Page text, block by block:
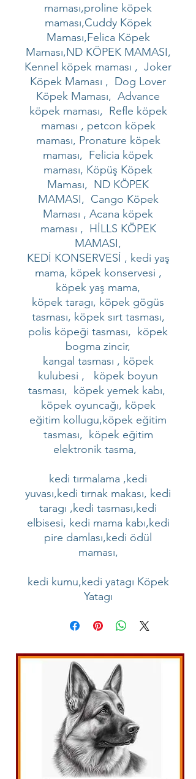
maması,proline köpek
maması,Cuddy Köpek
Maması,Felica Köpek
Maması,ND KÖPEK MAMASI,
Kennel köpek maması , Joker
Köpek Maması , Dog Lover
Köpek Maması, Advance
köpek maması, Refle köpek
maması , petcon köpek
maması, Pronature köpek
maması, Felicia köpek
maması, Köpüş Köpek
Maması, ND KÖPEK
MAMASI, Cango Köpek
Maması , Acana köpek
maması , HİLLS KÖPEK
MAMASI,
KEDİ KONSERVESİ , kedi yaş
mama, köpek konservesi ,
köpek yaş mama,
köpek taragı, köpek gögüs
tasması, köpek sırt tasması,
polis köpeği tasması, köpek
bogma zincir,
kangal tasması , köpek
kulubesi , köpek boyun
tasması, köpek yemek kabı,
köpek oyuncağı, köpek
eğitim kollugu,köpek eğitim
tasması, köpek eğitim
elektronik tasma,
kedi tırmalama ,kedi
yuvası,kedi tırnak makası, kedi
taragı ,kedi tasması,kedi
elbisesi, kedi mama kabı,kedi
pire damlası,kedi ödül
maması,
kedi kumu,kedi yatagı Köpek
Yatagı